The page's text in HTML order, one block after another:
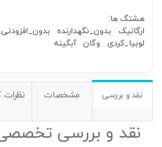
هشتگ ها:
ارگانیک بدون_نگهدارنده بدون_افزودنی
لوبیا_کردی وگان آبگینه
نقد و بررسی مشخصات نظرات
نقد و بررسی